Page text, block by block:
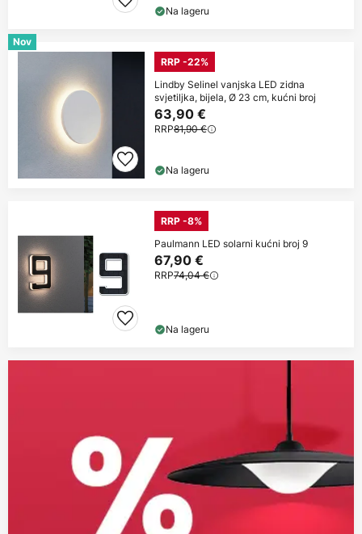
Na lageru
Nov
RRP -22%
Lindby Selinel vanjska LED zidna
svjetiljka, bijela, Ø 23 cm, kućni broj
63,90 €
RRP81,90 €
Na lageru
RRP -8%
Paulmann LED solarni kućni broj 9
67,90 €
RRP74,04 €
Na lageru